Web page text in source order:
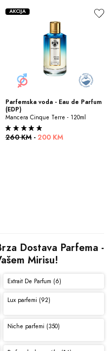
Parfemska voda - Eau de Parfum
(EDP)
Mancera Cinque Terre - 120ml
260 KM - 200 KM
AKCIJA
Dostava Parfema -
Mirisu!
Extrait De Parfum (6)
Lux parfemi (92)
Niche parfemi (350)